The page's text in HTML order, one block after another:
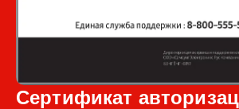
Сертификат